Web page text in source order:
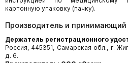
картонную упаковку (пачку).
Производитель и принимающий
Держатель регистрационного
Россия, 445351, Самарская обл., г.
д. 6.